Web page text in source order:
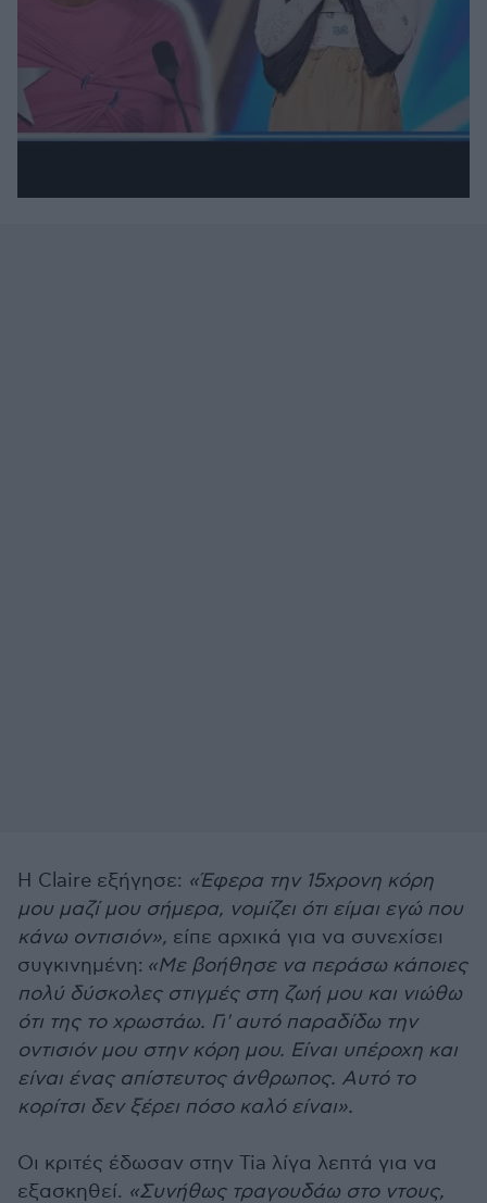
Η Claire εξήγησε: «Έφερα την 15χρονη κόρη
μου μαζί μου σήμερα, νομίζει ότι είμαι εγώ που
κάνω οντισιόν», είπε αρχικά για να συνεχίσει
συγκινημένη: «Με βοήθησε να περάσω κάποιες
πολύ δύσκολες στιγμές στη ζωή μου και νιώθω
ότι της το χρωστάω. Γι' αυτό παραδίδω την
οντισιόν μου στην κόρη μου. Είναι υπέροχη και
είναι ένας απίστευτος άνθρωπος. Αυτό το
κορίτσι δεν ξέρει πόσο καλό είναι».
Οι κριτές έδωσαν στην Tia λίγα λεπτά για να
εξασκηθεί. «Συνήθως τραγουδάω στο ντους,